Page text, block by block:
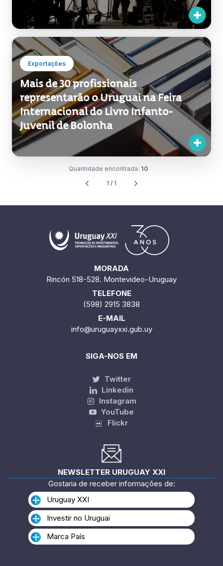
Exportações
Mais de 30 profissionais
representarão o Uruguai na Feira
Internacional do Livro Infanto-
Juvenil de Bolonha
Quantidade encontrada: 10
1 / 1
MORADA
Rincón 518-528. Montevideo-Uruguay
TELEFONE
(598) 2915 3838
E-MAIL
info@uruguayxxi.gub.uy
SIGA-NOS EM
Twitter
Linkedin
Instagram
YouTube
Flickr
NEWSLETTER URUGUAY XXI
Gostaria de receber informações de:
Uruguay XXI
Investir no Uruguai
Marca País